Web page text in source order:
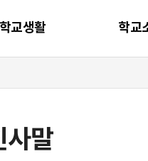
학교생활 학교
사말